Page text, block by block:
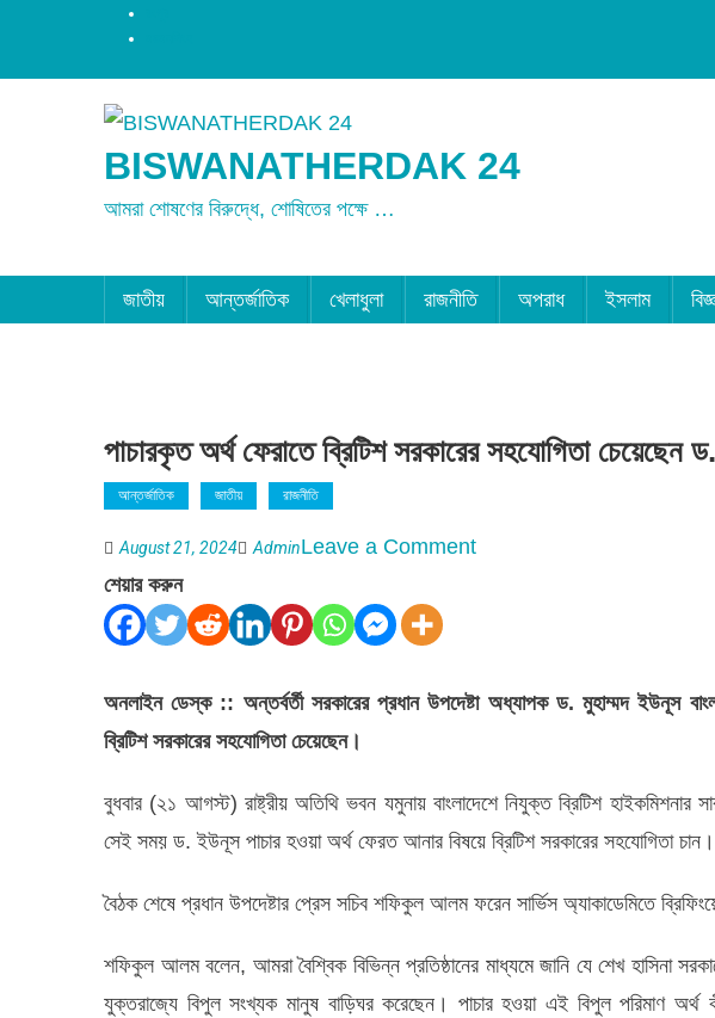
BISWANATHERDAK 24
আমরা শোষণের বিরুদ্ধে, শোষিতের পক্ষে …
জাতীয় আন্তর্জাতিক খেলাধুলা রাজনীতি অপরাধ ইসলাম
পাচারকৃত অর্থ ফেরাতে ব্রিটিশ সরকারের সহযোগিতা চেয়েছেন
আন্তর্জাতিক জাতীয় রাজনীতি
August 21, 2024 AdminLeave a Commenton
ব্রিটিশ
চেয়েছেন
ড.
শেয়ার করুন
অনলাইন ডেস্ক :: অন্তর্বর্তী সরকারের প্রধান উপদেষ্টা অধ্যাপক ড. মুহাম্মদ ইউনূস
ব্রিটিশ সরকারের সহযোগিতা চেয়েছেন।
বুধবার (২১ আগস্ট) রাষ্ট্রীয় অতিথি ভবন যমুনায় বাংলাদেশে নিযুক্ত ব্রিটিশ হাইকমিশনার
সেই সময় ড. ইউনূস পাচার হওয়া অর্থ ফেরত আনার বিষয়ে ব্রিটিশ সরকারের সহযোগিতা চান।
বৈঠক শেষে প্রধান উপদেষ্টার প্রেস সচিব শফিকুল আলম ফরেন সার্ভিস অ্যাকাডেমিতে
শফিকুল আলম বলেন, আমরা বৈশ্বিক বিভিন্ন প্রতিষ্ঠানের মাধ্যমে জানি যে শেখ হাসিনা
যুক্তরাজ্যে বিপুল সংখ্যক মানুষ বাড়িঘর করেছেন। পাচার হওয়া এই বিপুল পরিমাণ অর্থ